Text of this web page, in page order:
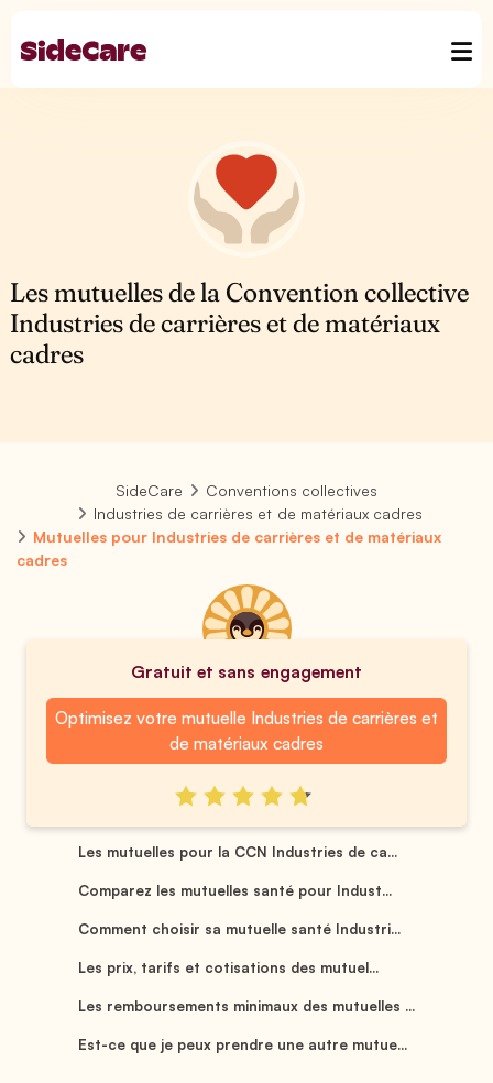
Les mutuelles de la Convention collective
Industries de carrières et de matériaux
cadres
SideCare
Conventions collectives
Industries de carrières et de matériaux cadres
Mutuelles pour Industries de carrières et de matériaux
cadres
Gratuit et sans engagement
Optimisez votre mutuelle Industries de carrières et
de matériaux cadres
Les mutuelles pour la CCN Industries de ca...
Comparez les mutuelles santé pour Indust...
Comment choisir sa mutuelle santé Industri...
Les prix, tarifs et cotisations des mutuel...
Les remboursements minimaux des mutuelles ...
Est-ce que je peux prendre une autre mutue...